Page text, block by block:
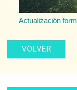
Actualización
VOLVER